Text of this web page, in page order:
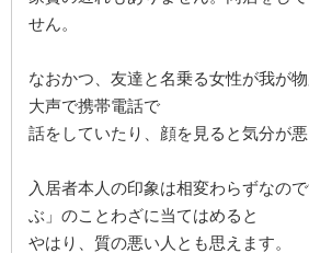
せん。
なおかつ、友達と名乗る女性が我が
大声で携帯電話で
話をしていたり、顔を見ると気分が悪
入居者本人の印象は相変わらずなの
ぶ」のことわざに当てはめると
やはり、質の悪い人とも思えます。